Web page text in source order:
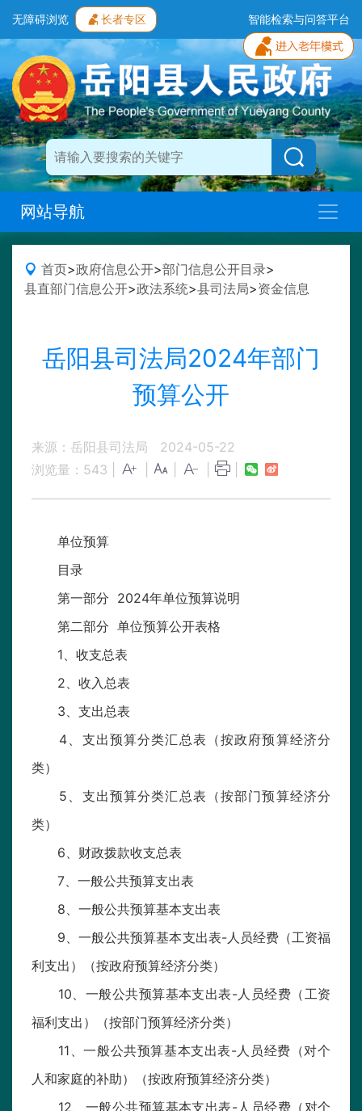
无障碍浏览 长者专区 智能检索与问答平台
网站导航
首页>政府信息公开>部门信息公开目录>
县直部门信息公开>政法系统>县司法局>资金信息
岳阳县司法局2024年部门
预算公开
来源：岳阳县司法局
2024-05-22
浏览量： 543
单位预算
目录
第一部分 2024年单位预算说明
第二部分 单位预算公开表格
1、收支总表
2、收入总表
3、支出总表
4、支出预算分类汇总表（按政府预算经济分
类）
5、支出预算分类汇总表（按部门预算经济分
类）
6、财政拨款收支总表
7、一般公共预算支出表
8、一般公共预算基本支出表
9、一般公共预算基本支出表-人员经费（工资福
利支出）（按政府预算经济分类）
10、一般公共预算基本支出表-人员经费（工资
福利支出）（按部门预算经济分类）
11、一般公共预算基本支出表-人员经费（对个
人和家庭的补助）（按政府预算经济分类）
12、一般公共预算基本支出表-人员经费（对个